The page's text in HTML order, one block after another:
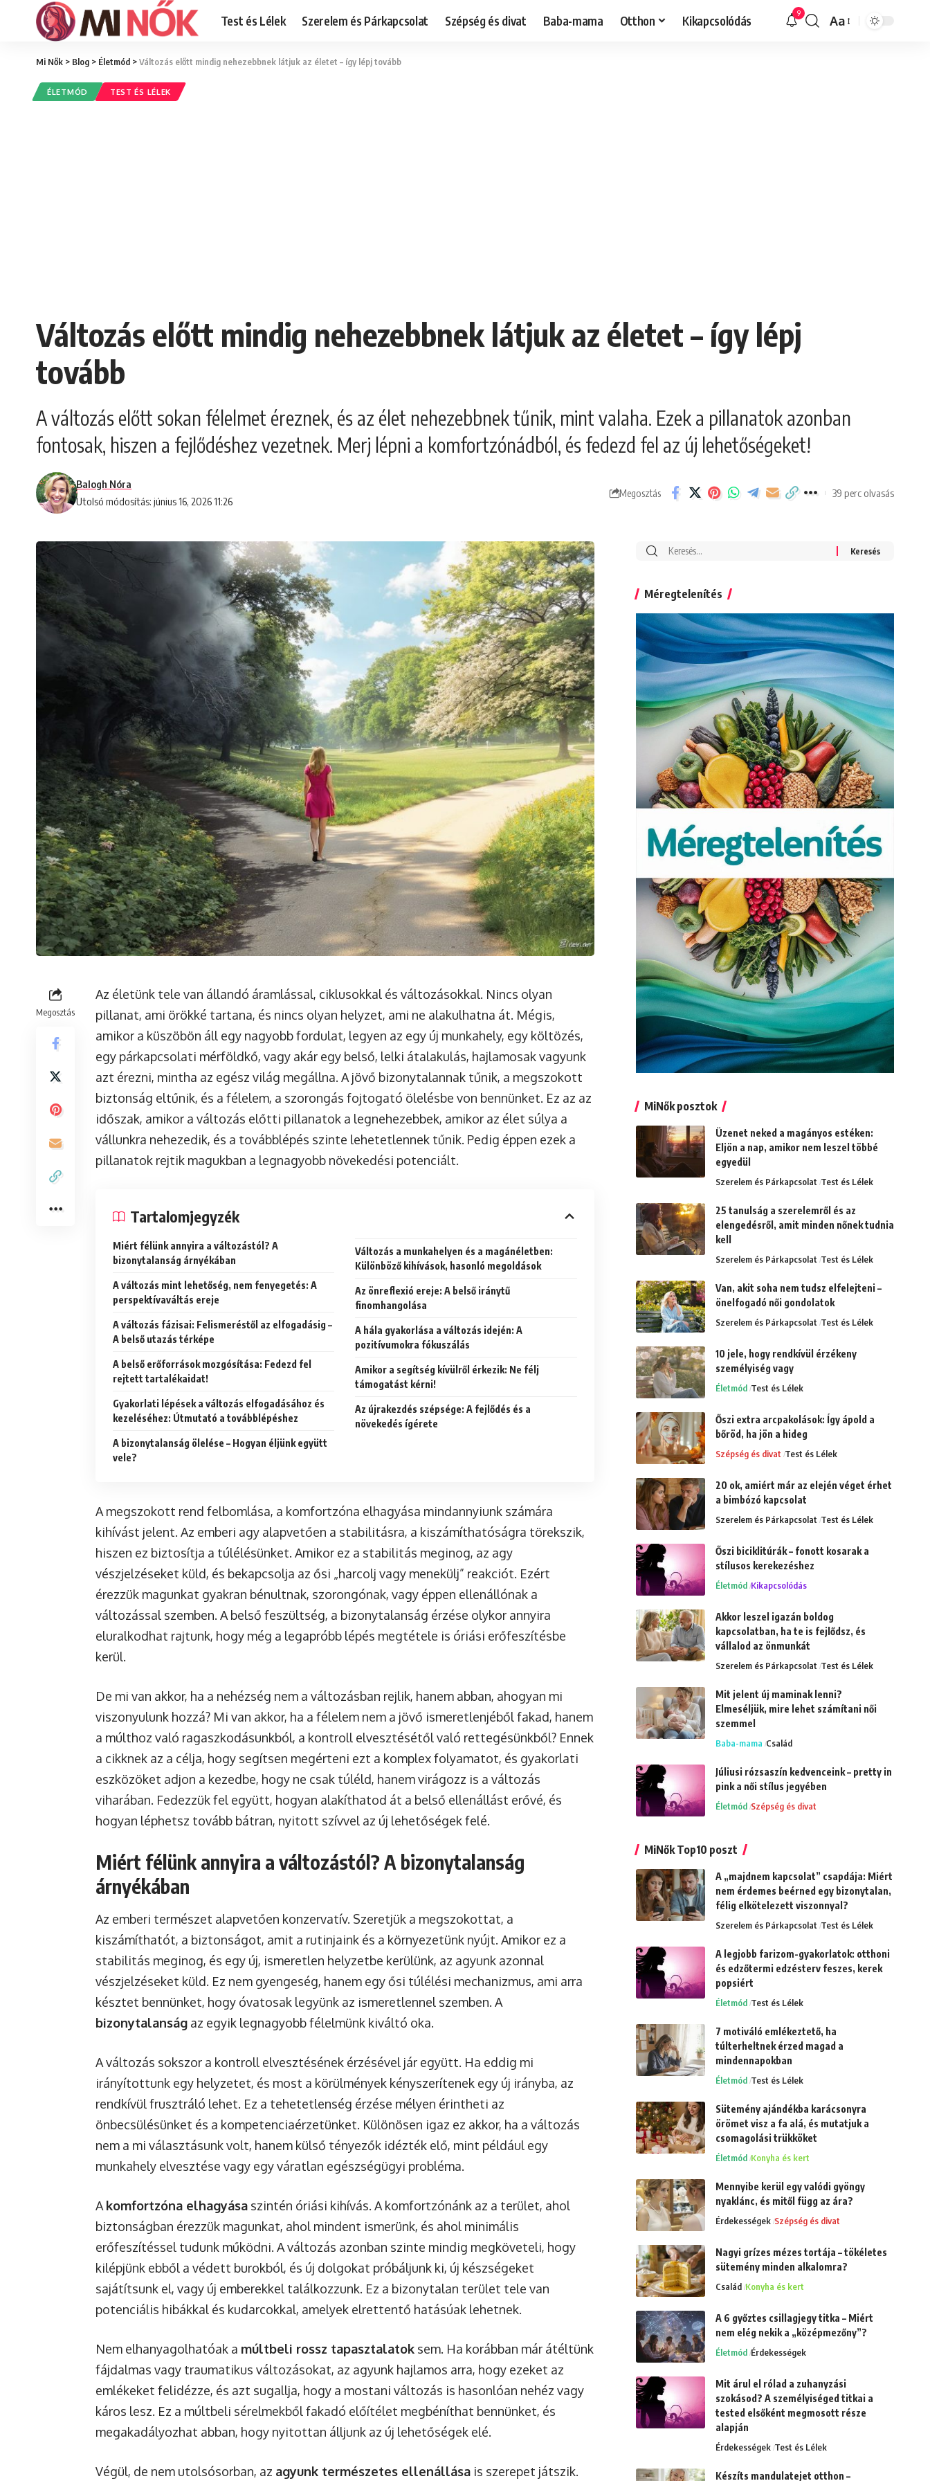
Test és Lélek Szerelem és Párkapcsolat Szépség és divat Baba-mama Otthon Kikapcsolódás 9
Font
Aa
Mi Nők > Blog > Életmód >Változás előtt mindig nehezebbnek látjuk az életet – így lépj tovább
ÉLETMÓD TEST ÉS LÉLEK
Változás előtt mindig nehezebbnek látjuk az életet – így lépj
tovább
A változás előtt sokan félelmet éreznek, és az élet nehezebbnek tűnik, mint valaha. Ezek a pillanatok azonban
fontosak, hiszen a fejlődéshez vezetnek. Merj lépni a komfortzónádból, és fedezd fel az új lehetőségeket!
Utolsó módosítás: június 16, 2026 11:26
Balogh Nóra
Megosztás 39 perc olvasás
Megosztás
Az életünk tele van állandó áramlással, ciklusokkal és változásokkal. Nincs olyan
pillanat, ami örökké tartana, és nincs olyan helyzet, ami ne alakulhatna át. Mégis,
amikor a küszöbön áll egy nagyobb fordulat, legyen az egy új munkahely, egy költözés,
egy párkapcsolati mérföldkő, vagy akár egy belső, lelki átalakulás, hajlamosak vagyunk
azt érezni, mintha az egész világ megállna. A jövő bizonytalannak tűnik, a megszokott
biztonság eltűnik, és a félelem, a szorongás fojtogató ölelésbe von bennünket. Ez az az
időszak, amikor a változás előtti pillanatok a legnehezebbek, amikor az élet súlya a
vállunkra nehezedik, és a továbblépés szinte lehetetlennek tűnik. Pedig éppen ezek a
pillanatok rejtik magukban a legnagyobb növekedési potenciált.
Tartalomjegyzék
Miért félünk annyira a változástól? A
bizonytalanság árnyékában
A változás mint lehetőség, nem fenyegetés: A
perspektívaváltás ereje
A változás fázisai: Felismeréstől az elfogadásig –
A belső utazás térképe
A belső erőforrások mozgósítása: Fedezd fel
rejtett tartalékaidat!
Gyakorlati lépések a változás elfogadásához és
kezeléséhez: Útmutató a továbblépéshez
A bizonytalanság ölelése – Hogyan éljünk együtt
vele?
Változás a munkahelyen és a magánéletben:
Különböző kihívások, hasonló megoldások
Az önreflexió ereje: A belső iránytű
finomhangolása
A hála gyakorlása a változás idején: A
pozitívumokra fókuszálás
Amikor a segítség kívülről érkezik: Ne félj
támogatást kérni!
Az újrakezdés szépsége: A fejlődés és a
növekedés ígérete
A megszokott rend felbomlása, a komfortzóna elhagyása mindannyiunk számára
kihívást jelent. Az emberi agy alapvetően a stabilitásra, a kiszámíthatóságra törekszik,
hiszen ez biztosítja a túlélésünket. Amikor ez a stabilitás meginog, az agy
vészjelzéseket küld, és bekapcsolja az ősi „harcolj vagy menekülj” reakciót. Ezért
érezzük magunkat gyakran bénultnak, szorongónak, vagy éppen ellenállónak a
változással szemben. A belső feszültség, a bizonytalanság érzése olykor annyira
eluralkodhat rajtunk, hogy még a legapróbb lépés megtétele is óriási erőfeszítésbe
kerül.
De mi van akkor, ha a nehézség nem a változásban rejlik, hanem abban, ahogyan mi
viszonyulunk hozzá? Mi van akkor, ha a félelem nem a jövő ismeretlenjéből fakad, hanem
a múlthoz való ragaszkodásunkból, a kontroll elvesztésétől való rettegésünkből? Ennek
a cikknek az a célja, hogy segítsen megérteni ezt a komplex folyamatot, és gyakorlati
eszközöket adjon a kezedbe, hogy ne csak túléld, hanem virágozz is a változás
viharában. Fedezzük fel együtt, hogyan alakíthatod át a belső ellenállást erővé, és
hogyan léphetsz tovább bátran, nyitott szívvel az új lehetőségek felé.
Miért félünk annyira a változástól? A bizonytalanság
árnyékában
Az emberi természet alapvetően konzervatív. Szeretjük a megszokottat, a
kiszámíthatót, a biztonságot, amit a rutinjaink és a környezetünk nyújt. Amikor ez a
stabilitás meginog, és egy új, ismeretlen helyzetbe kerülünk, az agyunk azonnal
vészjelzéseket küld. Ez nem gyengeség, hanem egy ősi túlélési mechanizmus, ami arra
késztet bennünket, hogy óvatosak legyünk az ismeretlennel szemben. A
bizonytalanság az egyik legnagyobb félelmünk kiváltó oka.
A változás sokszor a kontroll elvesztésének érzésével jár együtt. Ha eddig mi
irányítottunk egy helyzetet, és most a körülmények kényszerítenek egy új irányba, az
rendkívül frusztráló lehet. Ez a tehetetlenség érzése mélyen érintheti az
önbecsülésünket és a kompetenciaérzetünket. Különösen igaz ez akkor, ha a változás
nem a mi választásunk volt, hanem külső tényezők idézték elő, mint például egy
munkahely elvesztése vagy egy váratlan egészségügyi probléma.
A komfortzóna elhagyása szintén óriási kihívás. A komfortzónánk az a terület, ahol
biztonságban érezzük magunkat, ahol mindent ismerünk, és ahol minimális
erőfeszítéssel tudunk működni. A változás azonban szinte mindig megköveteli, hogy
kilépjünk ebből a védett burokból, és új dolgokat próbáljunk ki, új készségeket
sajátítsunk el, vagy új emberekkel találkozzunk. Ez a bizonytalan terület tele van
potenciális hibákkal és kudarcokkal, amelyek elrettentő hatásúak lehetnek.
Nem elhanyagolhatóak a múltbeli rossz tapasztalatok sem. Ha korábban már átéltünk
fájdalmas vagy traumatikus változásokat, az agyunk hajlamos arra, hogy ezeket az
emlékeket felidézze, és azt sugallja, hogy a mostani változás is hasonlóan nehéz vagy
káros lesz. Ez a múltbeli sérelmekből fakadó előítélet megbéníthat bennünket, és
megakadályozhat abban, hogy nyitottan álljunk az új lehetőségek elé.
Végül, de nem utolsósorban, az agyunk természetes ellenállása is szerepet játszik.
Search
Méregtelenítés
MiNők posztok
Üzenet neked a magányos estéken:
Eljön a nap, amikor nem leszel többé
egyedül
Szerelem és Párkapcsolat Test és Lélek
25 tanulság a szerelemről és az
elengedésről, amit minden nőnek tudnia
kell
Szerelem és Párkapcsolat Test és Lélek
Van, akit soha nem tudsz elfelejteni –
önelfogadó női gondolatok
Szerelem és Párkapcsolat Test és Lélek
10 jele, hogy rendkívül érzékeny
személyiség vagy
Életmód Test és Lélek
Őszi extra arcpakolások: Így ápold a
bőröd, ha jön a hideg
Szépség és divat Test és Lélek
20 ok, amiért már az elején véget érhet
a bimbózó kapcsolat
Szerelem és Párkapcsolat Test és Lélek
Őszi biciklitúrák – fonott kosarak a
stílusos kerekezéshez
Életmód Kikapcsolódás
Akkor leszel igazán boldog
kapcsolatban, ha te is fejlődsz, és
vállalod az önmunkát
Szerelem és Párkapcsolat Test és Lélek
Mit jelent új maminak lenni?
Elmeséljük, mire lehet számítani női
szemmel
Baba-mama Család
Júliusi rózsaszín kedvenceink – pretty in
pink a női stílus jegyében
Életmód Szépség és divat
MiNők Top10 poszt
A „majdnem kapcsolat” csapdája: Miért
nem érdemes beérned egy bizonytalan,
félig elkötelezett viszonnyal?
Szerelem és Párkapcsolat Test és Lélek
A legjobb farizom-gyakorlatok: otthoni
és edzőtermi edzésterv feszes, kerek
popsiért
Életmód Test és Lélek
7 motiváló emlékeztető, ha
túlterheltnek érzed magad a
mindennapokban
Életmód Test és Lélek
Sütemény ajándékba karácsonyra
örömet visz a fa alá, és mutatjuk a
csomagolási trükköket
Életmód Konyha és kert
Mennyibe kerül egy valódi gyöngy
nyaklánc, és mitől függ az ára?
Érdekességek Szépség és divat
Nagyi grízes mézes tortája – tökéletes
sütemény minden alkalomra?
Család Konyha és kert
A 6 győztes csillagjegy titka – Miért
nem elég nekik a „középmezőny”?
Életmód Érdekességek
Mit árul el rólad a zuhanyzási
szokásod? A személyiséged titkai a
tested elsőként megmosott része
alapján
Érdekességek Test és Lélek
Készíts mandulatejet otthon –